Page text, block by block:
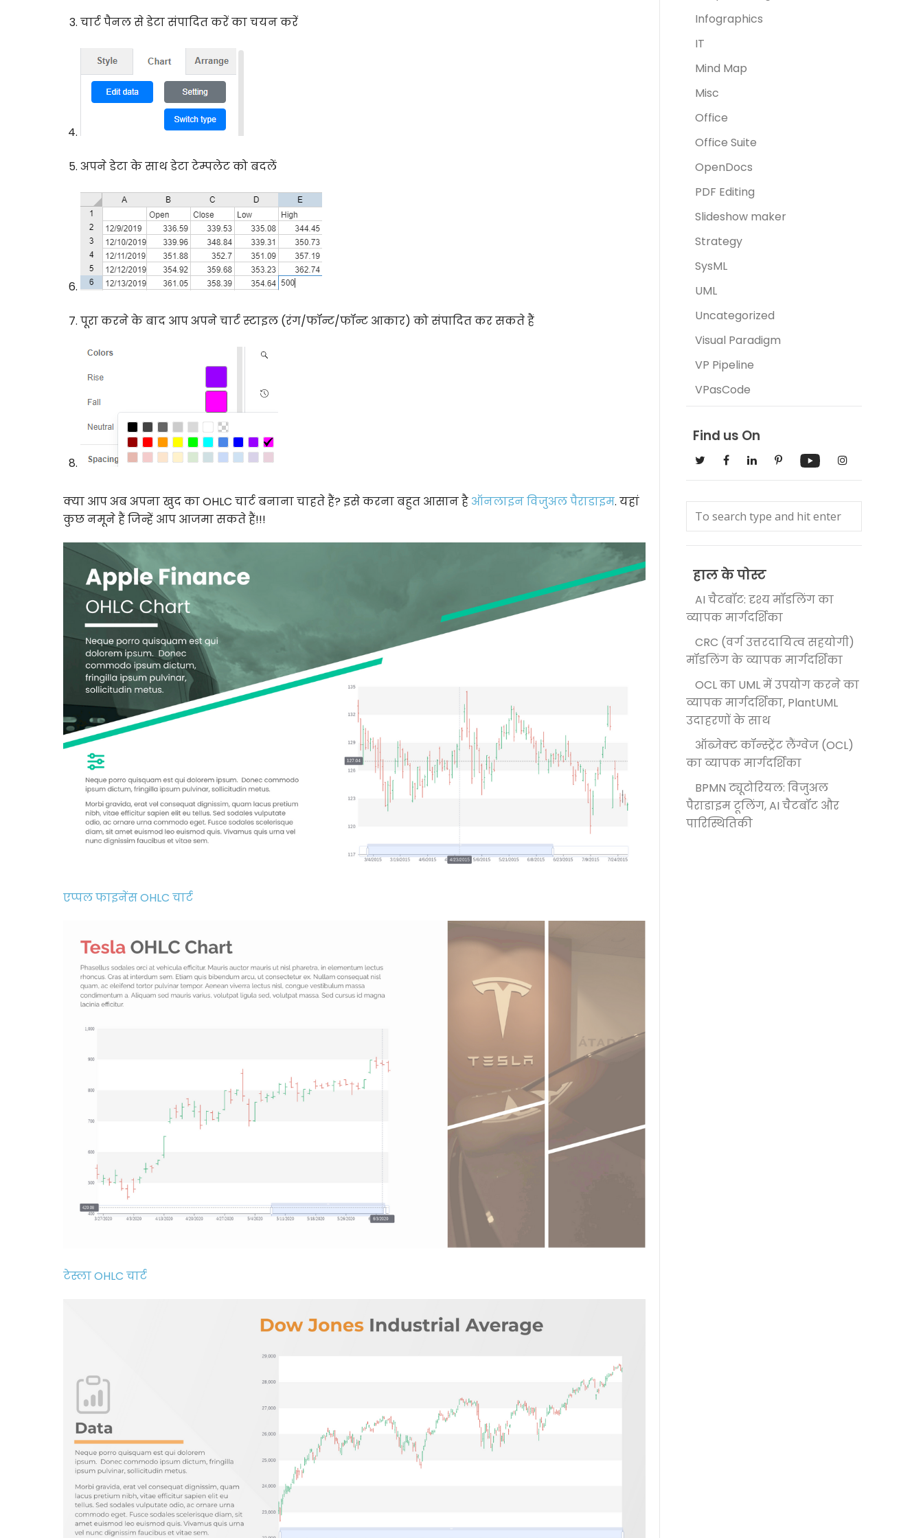
चार्ट पैनल से डेटा संपादित करें का चयन करें
अपने डेटा के साथ डेटा टेम्पलेट को बदलें
पूरा करने के बाद आप अपने चार्ट स्टाइल (रंग/फॉन्ट/फॉन्ट आकार) को संपादित कर सकते हैं
क्या आप अब अपना खुद का OHLC चार्ट बनाना चाहते हैं? इसे करना बहुत आसान है ऑनलाइन विजुअल पैराडाइम. यहां
कुछ नमूने हैं जिन्हें आप आजमा सकते हैं!!!
एप्पल फाइनेंस OHLC चार्ट
टेस्ला OHLC चार्ट
Infographics
IT
Mind Map
Misc
Office
Office Suite
OpenDocs
PDF Editing
Slideshow maker
Strategy
SysML
UML
Uncategorized
Visual Paradigm
VP Pipeline
VPasCode
Find us On
हाल के पोस्ट
AI चैटबॉट: दृश्य मॉडलिंग का
व्यापक मार्गदर्शिका
CRC (वर्ग उत्तरदायित्व सहयोगी)
मॉडलिंग के व्यापक मार्गदर्शिका
OCL का UML में उपयोग करने का
व्यापक मार्गदर्शिका, PlantUML
उदाहरणों के साथ
ऑब्जेक्ट कॉन्स्ट्रेंट लैंग्वेज (OCL)
का व्यापक मार्गदर्शिका
BPMN ट्यूटोरियल: विजुअल
पैराडाइम टूलिंग, AI चैटबॉट और
पारिस्थितिकी